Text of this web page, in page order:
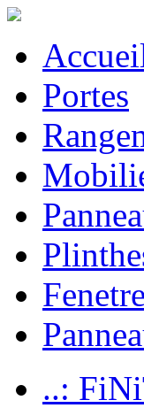
Portes
..: